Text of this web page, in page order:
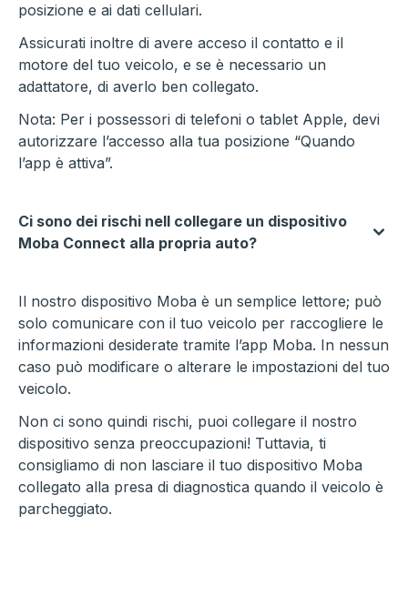
posizione e ai dati cellulari.
Assicurati inoltre di avere acceso il contatto e il
motore del tuo veicolo, e se è necessario un
adattatore, di averlo ben collegato.
Nota: Per i possessori di telefoni o tablet Apple, devi
autorizzare l’accesso alla tua posizione “Quando
l’app è attiva”.
Ci sono dei rischi nell collegare un dispositivo
Moba Connect alla propria auto?
Il nostro dispositivo Moba è un semplice lettore; può
solo comunicare con il tuo veicolo per raccogliere le
informazioni desiderate tramite l’app Moba. In nessun
caso può modificare o alterare le impostazioni del tuo
veicolo.
Non ci sono quindi rischi, puoi collegare il nostro
dispositivo senza preoccupazioni! Tuttavia, ti
consigliamo di non lasciare il tuo dispositivo Moba
collegato alla presa di diagnostica quando il veicolo è
parcheggiato.